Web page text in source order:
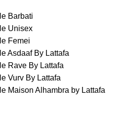
Barbati
Unisex
Femei
Asdaaf By Lattafa
Rave By Lattafa
Vurv By Lattafa
Maison Alhambra by Lattafa